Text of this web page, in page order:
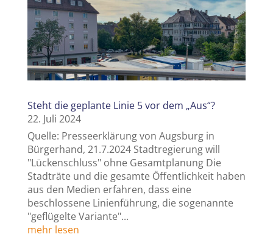
Steht die geplante Linie 5 vor dem „Aus“?
22. Juli 2024
Quelle: Presseerklärung von Augsburg in
Bürgerhand, 21.7.2024 Stadtregierung will
"Lückenschluss" ohne Gesamtplanung Die
Stadträte und die gesamte Öffentlichkeit haben
aus den Medien erfahren, dass eine
beschlossene Linienführung, die sogenannte
"geflügelte Variante"...
mehr lesen